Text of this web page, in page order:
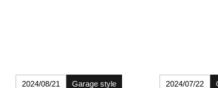
2024/08/21 Garage style 2024/07/22